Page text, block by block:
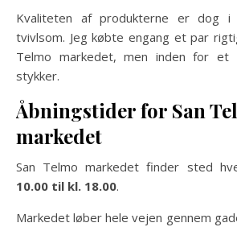
Kvaliteten af ​​produkterne er dog
tvivlsom. Jeg købte engang et par
Telmo markedet, men inden for
stykker.
Åbningstider for San
markedet
San Telmo markedet finder sted
10.00 til kl. 18.00.
Markedet løber hele vejen gennem